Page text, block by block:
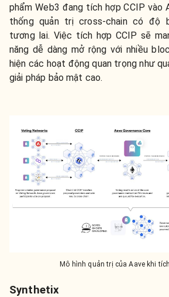
phẩm Web3 đang tích hợp CCIP vào
thống quản trị cross-chain có độ
tương lai. Việc tích hợp CCIP sẽ
năng dễ dàng mở rộng với nhiều
hiện các hoạt động quan trọng như
giải pháp bảo mật cao.
Mô hình quản trị của Aave khi
Synthetix